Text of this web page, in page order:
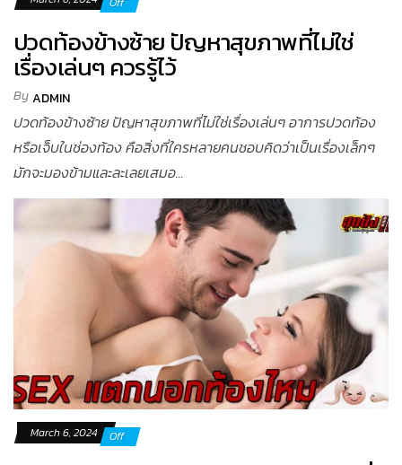
ปวดท้องข้างซ้าย ปัญหาสุขภาพที่ไม่ใช่
เรื่องเล่นๆ ควรรู้ไว้
ByADMIN
ปวดท้องข้างซ้าย ปัญหาสุขภาพที่ไม่ใช่เรื่องเล่นๆ อาการปวดท้อง
หรือเจ็บในช่องท้อง คือสิ่งที่ใครหลายคนชอบคิดว่าเป็นเรื่องเล็กๆ
มักจะมองข้ามและละเลยเสมอ...
March 6, 2024 Off